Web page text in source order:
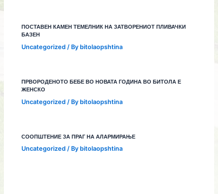
ПОСТАВЕН КАМЕН ТЕМЕЛНИК НА ЗАТВОРЕНИОТ ПЛИВАЧКИ
БАЗЕН
Uncategorized / By bitolaopshtina
ПРВОРОДЕНОТО БЕБЕ ВО НОВАТА ГОДИНА ВО БИТОЛА Е
ЖЕНСКО
Uncategorized / By bitolaopshtina
СООПШТЕНИЕ ЗА ПРАГ НА АЛАРМИРАЊЕ
Uncategorized / By bitolaopshtina